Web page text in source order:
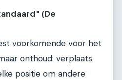
(De
voorkomende voor het
onthoud: verplaats
positie om andere